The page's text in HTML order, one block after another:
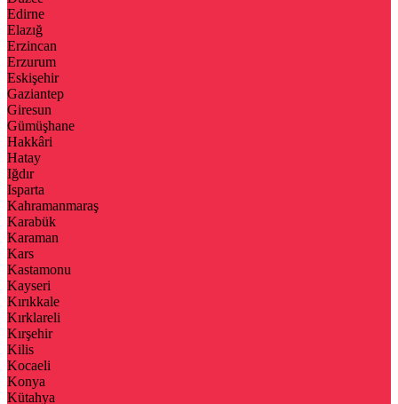
Edirne
Elazığ
Erzincan
Erzurum
Eskişehir
Gaziantep
Giresun
Gümüşhane
Hakkâri
Hatay
Iğdır
Isparta
Kahramanmaraş
Karabük
Karaman
Kars
Kastamonu
Kayseri
Kırıkkale
Kırklareli
Kırşehir
Kilis
Kocaeli
Konya
Kütahya